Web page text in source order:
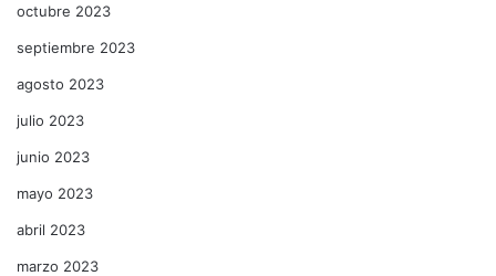
octubre 2023
septiembre 2023
agosto 2023
julio 2023
junio 2023
mayo 2023
abril 2023
marzo 2023